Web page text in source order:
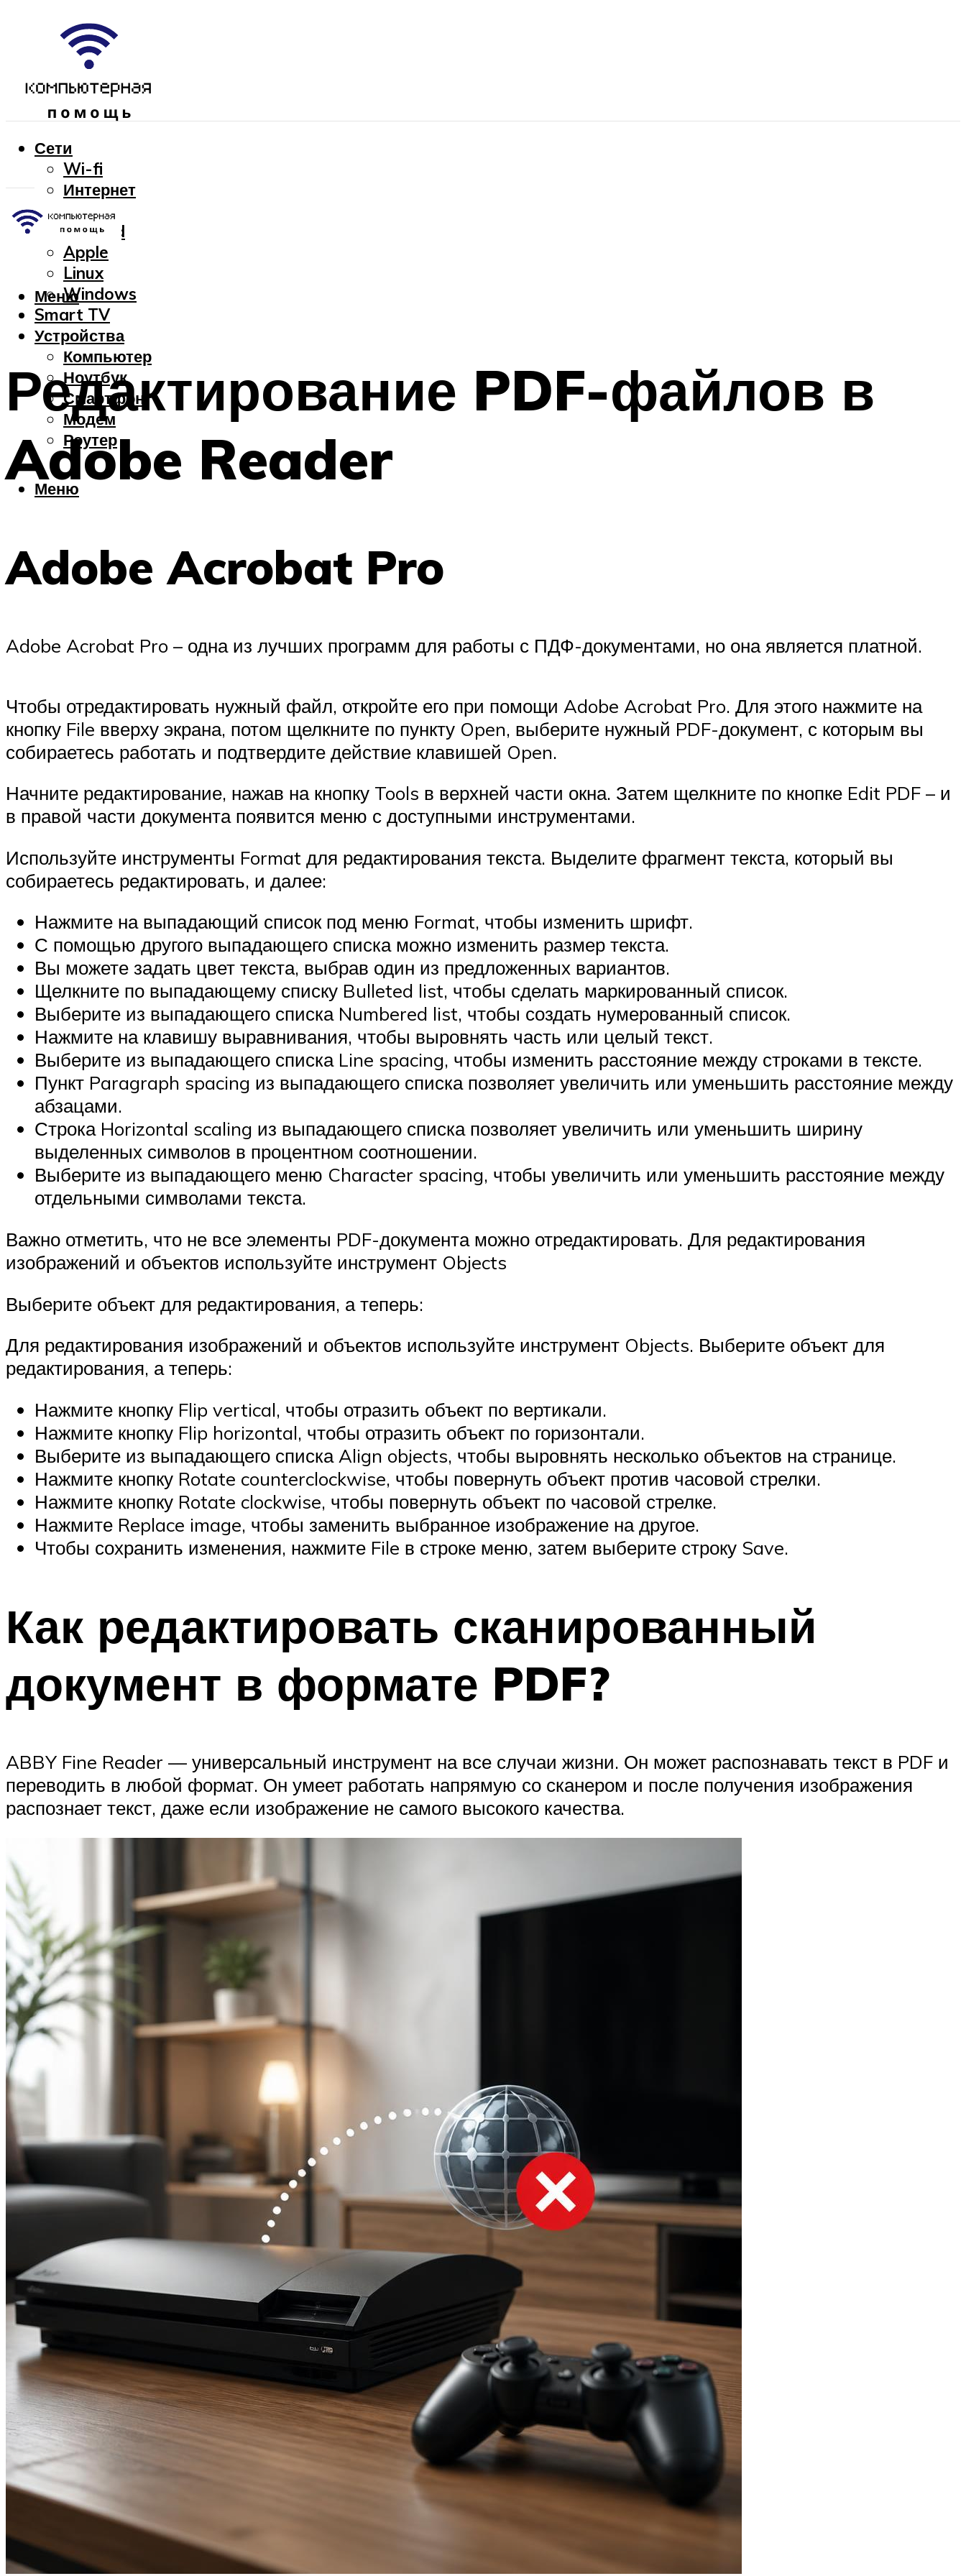
Сети
Wi-fi
Интернет
OC
Android
Apple
Linux
Windows
Smart TV
Устройства
Компьютер
Ноутбук
Смартфон
Модем
Роутер
Меню
Меню
Редактирование PDF-файлов в
Adobe Reader
Adobe Acrobat Pro
Adobe Acrobat Pro – одна из лучших программ для работы с ПДФ-документами, но она является платной.
Чтобы отредактировать нужный файл, откройте его при помощи Adobe Acrobat Pro. Для этого нажмите на
кнопку File вверху экрана, потом щелкните по пункту Open, выберите нужный PDF-документ, с которым вы
собираетесь работать и подтвердите действие клавишей Open.
Начните редактирование, нажав на кнопку Tools в верхней части окна. Затем щелкните по кнопке Edit PDF – и
в правой части документа появится меню с доступными инструментами.
Используйте инструменты Format для редактирования текста. Выделите фрагмент текста, который вы
собираетесь редактировать, и далее:
Нажмите на выпадающий список под меню Format, чтобы изменить шрифт.
С помощью другого выпадающего списка можно изменить размер текста.
Вы можете задать цвет текста, выбрав один из предложенных вариантов.
Щелкните по выпадающему списку Bulleted list, чтобы сделать маркированный список.
Выберите из выпадающего списка Numbered list, чтобы создать нумерованный список.
Нажмите на клавишу выравнивания, чтобы выровнять часть или целый текст.
Выберите из выпадающего списка Line spacing, чтобы изменить расстояние между строками в тексте.
Пункт Paragraph spacing из выпадающего списка позволяет увеличить или уменьшить расстояние между
абзацами.
Строка Horizontal scaling из выпадающего списка позволяет увеличить или уменьшить ширину
выделенных символов в процентном соотношении.
Выберите из выпадающего меню Character spacing, чтобы увеличить или уменьшить расстояние между
отдельными символами текста.
Важно отметить, что не все элементы PDF-документа можно отредактировать. Для редактирования
изображений и объектов используйте инструмент Objects
Выберите объект для редактирования, а теперь:
Для редактирования изображений и объектов используйте инструмент Objects. Выберите объект для
редактирования, а теперь:
Нажмите кнопку Flip vertical, чтобы отразить объект по вертикали.
Нажмите кнопку Flip horizontal, чтобы отразить объект по горизонтали.
Выберите из выпадающего списка Align objects, чтобы выровнять несколько объектов на странице.
Нажмите кнопку Rotate counterclockwise, чтобы повернуть объект против часовой стрелки.
Нажмите кнопку Rotate clockwise, чтобы повернуть объект по часовой стрелке.
Нажмите Replace image, чтобы заменить выбранное изображение на другое.
Чтобы сохранить изменения, нажмите File в строке меню, затем выберите строку Save.
Как редактировать сканированный
документ в формате PDF?
ABBY Fine Reader — универсальный инструмент на все случаи жизни. Он может распознавать текст в PDF и
переводить в любой формат. Он умеет работать напрямую со сканером и после получения изображения
распознает текст, даже если изображение не самого высокого качества.